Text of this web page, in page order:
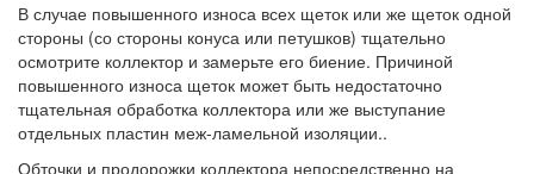
В случае повышенного износа всех щеток или же щеток одной
стороны (со стороны конуса или петушков) тщательно
осмотрите коллектор и замерьте его биение. Причиной
повышенного износа щеток может быть недостаточно
тщательная обработка коллектора или же выступание
отдельных пластин меж-ламельной изоляции..
Обточки и продорожки коллектора непосредственно на